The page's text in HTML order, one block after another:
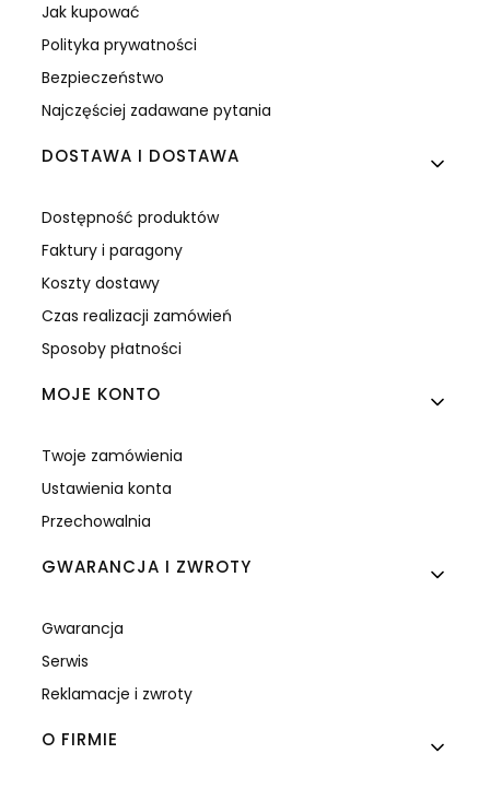
Jak kupować
Polityka prywatności
Bezpieczeństwo
Najczęściej zadawane pytania
DOSTAWA I DOSTAWA
Dostępność produktów
Faktury i paragony
Koszty dostawy
Czas realizacji zamówień
Sposoby płatności
MOJE KONTO
Twoje zamówienia
Ustawienia konta
Przechowalnia
GWARANCJA I ZWROTY
Gwarancja
Serwis
Reklamacje i zwroty
O FIRMIE